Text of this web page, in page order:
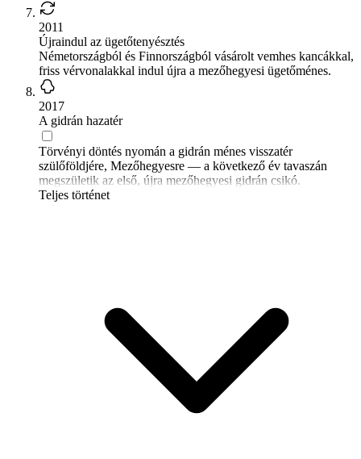
2011
Újraindul az ügetőtenyésztés
Németországból és Finnországból vásárolt vemhes kancákkal,
friss vérvonalakkal indul újra a mezőhegyesi ügetőménes.
2017
A gidrán hazatér
Törvényi döntés nyomán a gidrán ménes visszatér
szülőföldjére, Mezőhegyesre — a következő év tavaszán
megszületik az első, újra mezőhegyesi gidrán csikó.
Teljes történet